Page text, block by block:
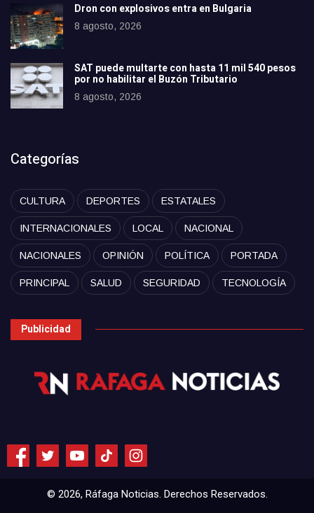
Dron con explosivos entra en Bulgaria
8 agosto, 2026
SAT puede multarte con hasta 11 mil 540 pesos
por no habilitar el Buzón Tributario
8 agosto, 2026
Categorías
CULTURA DEPORTES ESTATALES
INTERNACIONALES LOCAL NACIONAL
NACIONALES OPINIÓN POLÍTICA PORTADA
PRINCIPAL SALUD SEGURIDAD TECNOLOGÍA
Publicidad
© 2026, Ráfaga Noticias. Derechos Reservados.